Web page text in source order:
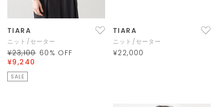
TIARA
ニット/セーター
¥23,100 60 % OFF
¥9,240
SALE
TIARA
ニット/セーター
¥22,000